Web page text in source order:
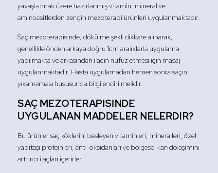
yavaşlatmak üzere hazırlanmış vitamin, mineral ve
aminoasitlerden zengin mezoterapi ürünleri uygulanmaktadır.
Saç mezoterapisinde, dökülme şekli dikkate alınarak,
genellikle önden arkaya doğru 1cm aralıklarla uygulama
yapılmakta ve arkasından ilacın nüfuz etmesi için masaj
uygulanmaktadır. Hasta uygulamadan hemen sonra saçını
yıkamaması hususunda bilgilendirilmelidir.
SAÇ MEZOTERAPISINDE
UYGULANAN MADDELER NELERDIR?
Bu ürünler saç köklerini besleyen vitaminleri, mineralleri, özel
yapıtaşı proteinleri, anti-oksidanları ve bölgesel kan dolaşımını
arttırıcı ilaçları içerirler.